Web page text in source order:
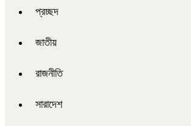
প্রচ্ছদ
জাতীয়
রাজনীতি
সারাদেশ